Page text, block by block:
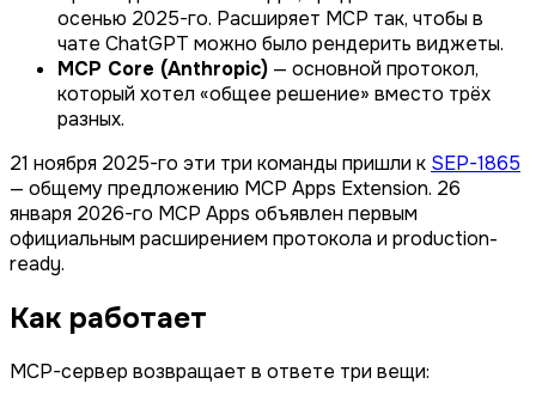
осенью 2025-го. Расширяет MCP так, чтобы в
чате ChatGPT можно было рендерить виджеты.
MCP Core (Anthropic) — основной протокол,
который хотел «общее решение» вместо трёх
разных.
21 ноября 2025-го эти три команды пришли к SEP-1865
— общему предложению MCP Apps Extension. 26
января 2026-го MCP Apps объявлен первым
официальным расширением протокола и production-
ready.
Как работает
MCP-сервер возвращает в ответе три вещи: